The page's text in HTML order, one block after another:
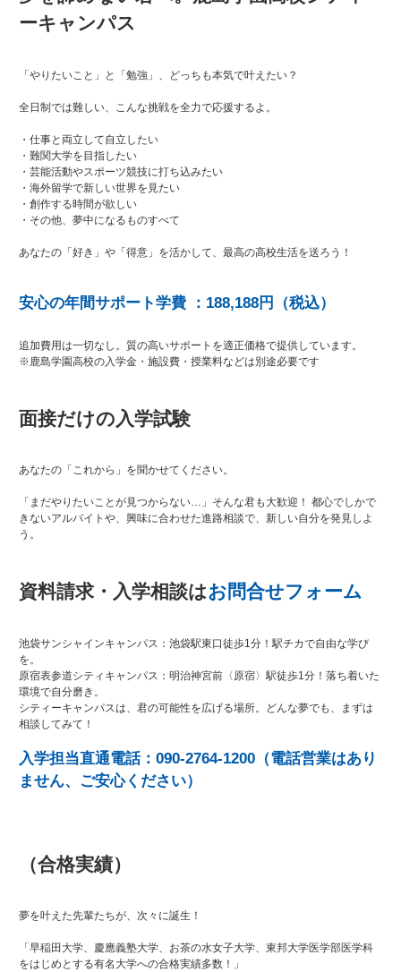
ーキャンパス
「やりたいこと」と「勉強」、どっちも本気で叶えたい？
全日制では難しい、こんな挑戦を全力で応援するよ。
・仕事と両立して自立したい
・難関大学を目指したい
・芸能活動やスポーツ競技に打ち込みたい
・海外留学で新しい世界を見たい
・創作する時間が欲しい
・その他、夢中になるものすべて
あなたの「好き」や「得意」を活かして、最高の高校生活を送ろう！
安心の年間サポート学費 ：188,188円（税込）
追加費用は一切なし。質の高いサポートを適正価格で提供しています。
※鹿島学園高校の入学金・施設費・授業料などは別途必要です
面接だけの入学試験
あなたの「これから」を聞かせてください。
「まだやりたいことが見つからない…」そんな君も大歓迎！ 都心でしかで
きないアルバイトや、興味に合わせた進路相談で、新しい自分を発見しよ
う。
資料請求・入学相談はお問合せフォーム
池袋サンシャインキャンパス：池袋駅東口徒歩1分！駅チカで自由な学び
を。
原宿表参道シティキャンパス：明治神宮前〈原宿〉駅徒歩1分！落ち着いた
環境で自分磨き。
シティーキャンパスは、君の可能性を広げる場所。どんな夢でも、まずは
相談してみて！
入学担当直通電話：090-2764-1200（電話営業はあり
ません、ご安心ください）
（合格実績）
夢を叶えた先輩たちが、次々に誕生！
「早稲田大学、慶應義塾大学、お茶の水女子大学、東邦大学医学部医学科
をはじめとする有名大学への合格実績多数！」